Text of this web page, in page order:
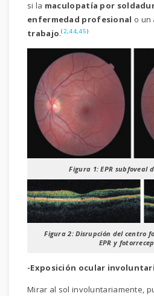
si la maculopatía por
enfermedad profesional o un
trabajo.(2,44,45)
Figura 1: EPR subfoveal
Figura 2: Disrupción del centro
EPR y
-Exposición ocular
Mirar al sol involuntariamente,